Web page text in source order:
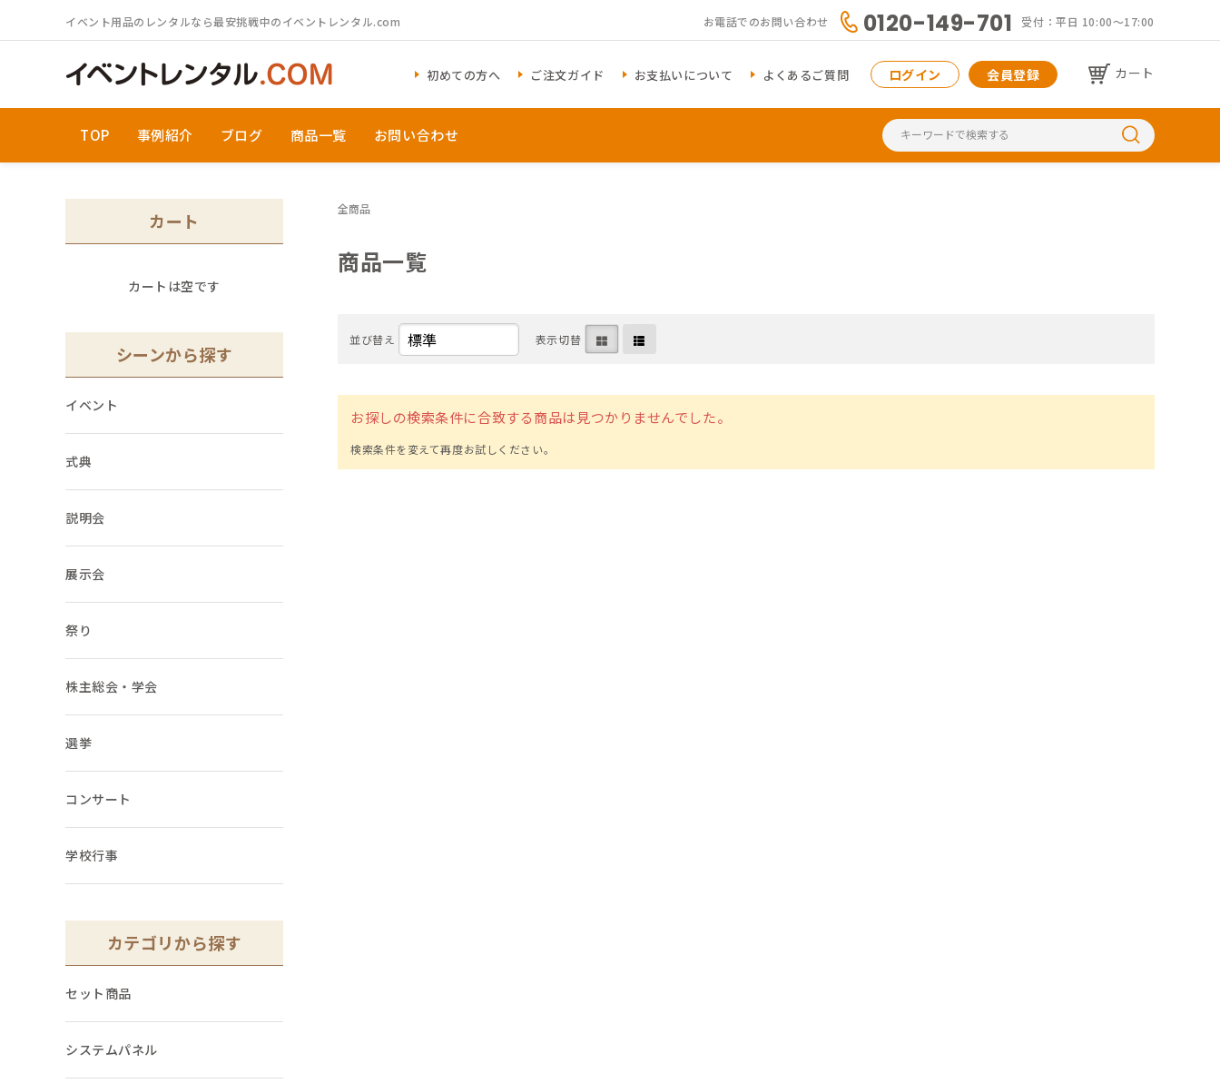
イベント用品のレンタルなら最安挑戦中のイベントレンタル.com お電話でのお問い合わせ 0120-149-701 受付：平日 10:00〜17:00
初めての方へ ご注文ガイド お支払いについて よくあるご質問 ログイン 会員登録 カート
TOP 事例紹介 ブログ 商品一覧 お問い合わせ
ログイン／会員登録
S
お支払いについて
全商品
商品一覧
並び替え 表示切替
お探しの検索条件に合致する商品は見つかりませんでした。
カート
カートは空です
シーンから探す
イベント
式典
説明会
展示会
祭り
株主総会・学会
選挙
コンサート
学校行事
カテゴリから探す
セット商品
システムパネル